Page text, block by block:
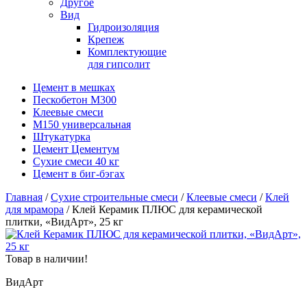
Другое
Вид
Гидроизоляция
Крепеж
Комплектующие
для гипсолит
Цемент в мешках
Пескобетон М300
Клеевые смеси
М150 универсальная
Штукатурка
Цемент Цементум
Сухие смеси 40 кг
Цемент в биг-бэгах
Главная /Сухие строительные смеси /Клеевые смеси /Клей
для мрамора / Клей Керамик ПЛЮС для керамической
плитки, «ВидАрт», 25 кг
Товар в наличии!
ВидАрт